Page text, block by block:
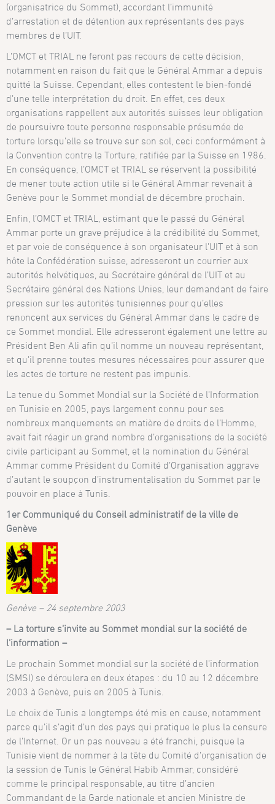
(organisatrice du Sommet), accordant l’immunité
d’arrestation et de détention aux représentants des pays
membres de l’UIT.
L’OMCT et TRIAL ne feront pas recours de cette décision,
notamment en raison du fait que le Général Ammar a depuis
quitté la Suisse. Cependant, elles contestent le bien-fondé
d’une telle interprétation du droit. En effet, ces deux
organisations rappellent aux autorités suisses leur obligation
de poursuivre toute personne responsable présumée de
torture lorsqu’elle se trouve sur son sol, ceci conformément à
la Convention contre la Torture, ratifiée par la Suisse en 1986.
En conséquence, l’OMCT et TRIAL se réservent la possibilité
de mener toute action utile si le Général Ammar revenait à
Genève pour le Sommet mondial de décembre prochain.
Enfin, l’OMCT et TRIAL, estimant que le passé du Général
Ammar porte un grave préjudice à la crédibilité du Sommet,
et par voie de conséquence à son organisateur l’UIT et à son
hôte la Confédération suisse, adresseront un courrier aux
autorités helvétiques, au Secrétaire général de l’UIT et au
Secrétaire général des Nations Unies, leur demandant de faire
pression sur les autorités tunisiennes pour qu’elles
renoncent aux services du Général Ammar dans le cadre de
ce Sommet mondial. Elle adresseront également une lettre au
Président Ben Ali afin qu’il nomme un nouveau représentant,
et qu’il prenne toutes mesures nécessaires pour assurer que
les actes de torture ne restent pas impunis.
La tenue du Sommet Mondial sur la Société de l’Information
en Tunisie en 2005, pays largement connu pour ses
nombreux manquements en matière de droits de l’Homme,
avait fait réagir un grand nombre d’organisations de la société
civile participant au Sommet, et la nomination du Général
Ammar comme Président du Comité d’Organisation aggrave
d’autant le soupçon d’instrumentalisation du Sommet par le
pouvoir en place à Tunis.
1er Communiqué du Conseil administratif de la ville de
Genève
Genève – 24 septembre 2003
– La torture s’invite au Sommet mondial sur la société de
l’information –
Le prochain Sommet mondial sur la société de l’information
(SMSI) se déroulera en deux étapes : du 10 au 12 décembre
2003 à Genève, puis en 2005 à Tunis.
Le choix de Tunis a longtemps été mis en cause, notamment
parce qu’il s’agit d’un des pays qui pratique le plus la censure
de l’Internet. Or un pas nouveau a été franchi, puisque la
Tunisie vient de nommer à la tête du Comité d’organisation de
la session de Tunis le Général Habib Ammar, considéré
comme le principal responsable, au titre d’ancien
Commandant de la Garde nationale et ancien Ministre de